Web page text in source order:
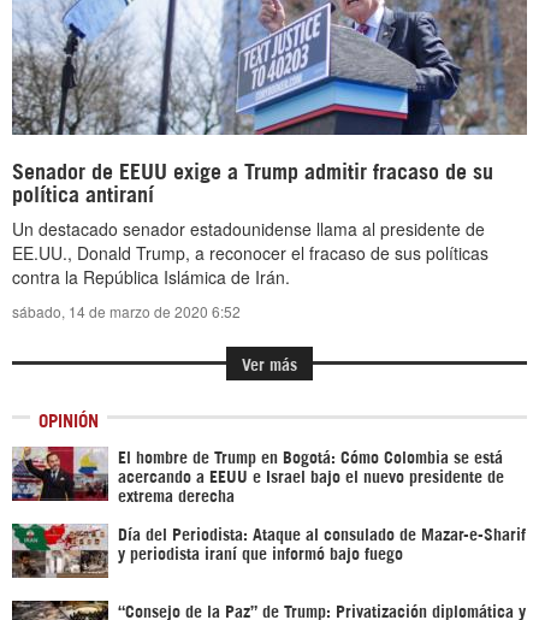
Senador de EEUU exige a Trump admitir fracaso de su
política antiraní
Un destacado senador estadounidense llama al presidente de
EE.UU., Donald Trump, a reconocer el fracaso de sus políticas
contra la República Islámica de Irán.
sábado, 14 de marzo de 2020 6:52
Ver más
OPINIÓN
El hombre de Trump en Bogotá: Cómo Colombia se está
acercando a EEUU e Israel bajo el nuevo presidente de
extrema derecha
Día del Periodista: Ataque al consulado de Mazar-e-Sharif
y periodista iraní que informó bajo fuego
“Consejo de la Paz” de Trump: Privatización diplomática y